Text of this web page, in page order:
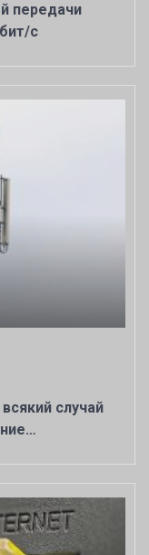
передачи
с
случай